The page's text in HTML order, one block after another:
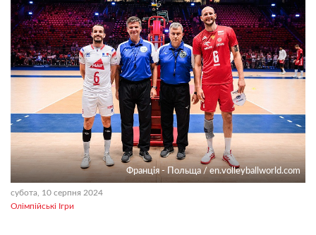
Франція - Польща / en.volleyballworld.com
субота, 10 серпня 2024
Олімпійські Ігри